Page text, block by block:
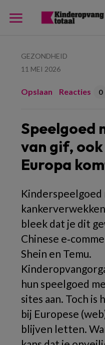
GEZONDHEID
11 MEI 2026
Opslaan Reacties 0
Speelgoed
van gif,
Europa
bleek dat je dit
Chinese
Shein en Temu.
hun speelgoed
sites aan. Toch is
bij Europese
blijven letten.